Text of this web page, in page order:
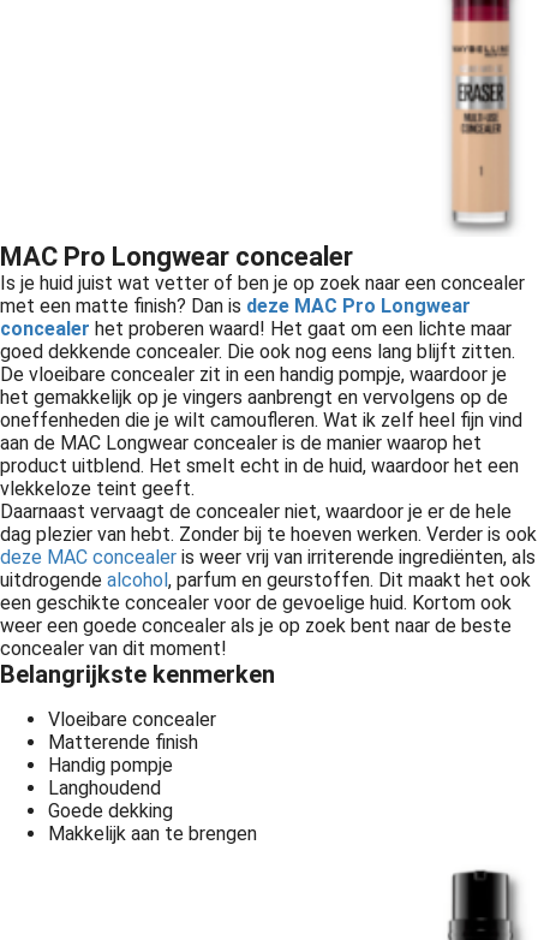
MAC Pro Longwear concealer
Is je huid juist wat vetter of ben je op zoek naar een concealer
met een matte finish? Dan is deze MAC Pro Longwear
concealer het proberen waard! Het gaat om een lichte maar
goed dekkende concealer. Die ook nog eens lang blijft zitten.
De vloeibare concealer zit in een handig pompje, waardoor je
het gemakkelijk op je vingers aanbrengt en vervolgens op de
oneffenheden die je wilt camoufleren. Wat ik zelf heel fijn vind
aan de MAC Longwear concealer is de manier waarop het
product uitblend. Het smelt echt in de huid, waardoor het een
vlekkeloze teint geeft.
Daarnaast vervaagt de concealer niet, waardoor je er de hele
dag plezier van hebt. Zonder bij te hoeven werken. Verder is ook
deze MAC concealer is weer vrij van irriterende ingrediënten, als
uitdrogende alcohol, parfum en geurstoffen. Dit maakt het ook
een geschikte concealer voor de gevoelige huid. Kortom ook
weer een goede concealer als je op zoek bent naar de beste
concealer van dit moment!
Belangrijkste kenmerken
Vloeibare concealer
Matterende finish
Handig pompje
Langhoudend
Goede dekking
Makkelijk aan te brengen